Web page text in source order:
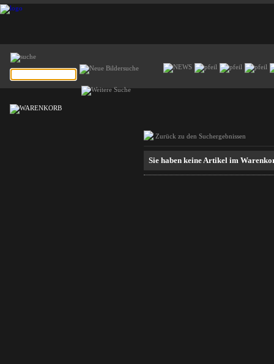
Zurück zu den Suchergebnissen
Sie haben keine Artikel im